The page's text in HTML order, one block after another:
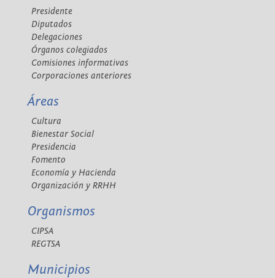
Presidente
Diputados
Delegaciones
Órganos colegiados
Comisiones informativas
Corporaciones anteriores
Áreas
Cultura
Bienestar Social
Presidencia
Fomento
Economía y Hacienda
Organización y RRHH
Organismos
CIPSA
REGTSA
Municipios